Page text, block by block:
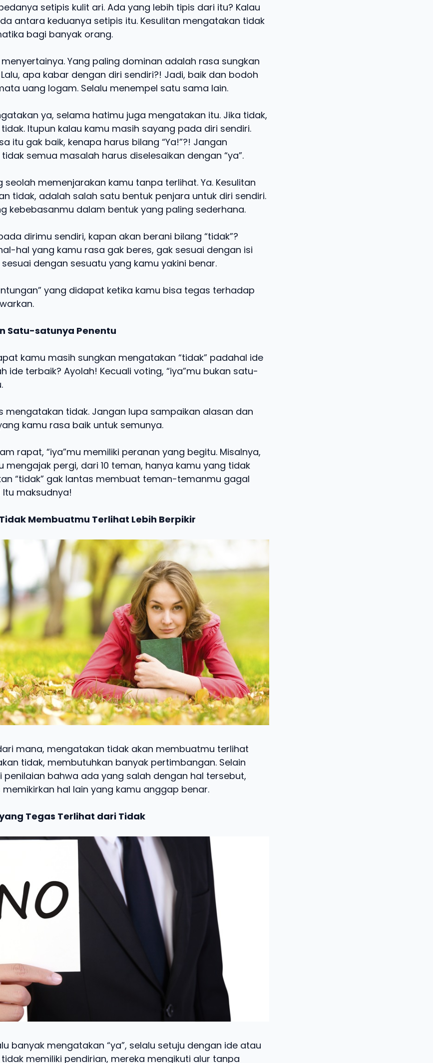
setipis kulit ari. Ada yang lebih tipis dari itu? Kalau
antara keduanya setipis itu. Kesulitan mengatakan tidak
bagi banyak orang.
Yang paling dominan adalah rasa sungkan
apa kabar dengan diri sendiri?! Jadi, baik dan bodoh
uang logam. Selalu menempel satu sama lain.
ya, selama hatimu juga mengatakan itu. Jika tidak,
Itupun kalau kamu masih sayang pada diri sendiri.
itu gak baik, kenapa harus bilang “Ya!”?! Jangan
semua masalah harus diselesaikan dengan “ya”.
memenjarakan kamu tanpa terlihat. Ya. Kesulitan
tidak, adalah salah satu bentuk penjara untuk diri sendiri.
kebebasanmu dalam bentuk yang paling sederhana.
dirimu sendiri, kapan akan berani bilang “tidak”?
hal yang kamu rasa gak beres, gak sesuai dengan isi
dengan sesuatu yang kamu yakini benar.
yang didapat ketika kamu bisa tegas terhadap
Satu-satunya Penentu
kamu masih sungkan mengatakan “tidak” padahal ide
ide terbaik? Ayolah! Kecuali voting, “iya”mu bukan satu-
mengatakan tidak. Jangan lupa sampaikan alasan dan
kamu rasa baik untuk semunya.
rapat, “iya”mu memiliki peranan yang begitu. Misalnya,
pergi, dari 10 teman, hanya kamu yang tidak
“tidak” gak lantas membuat teman-temanmu gagal
maksudnya!
Membuatmu Terlihat Lebih Berpikir
mana, mengatakan tidak akan membuatmu terlihat
tidak, membutuhkan banyak pertimbangan. Selain
penilaian bahwa ada yang salah dengan hal tersebut,
hal lain yang kamu anggap benar.
Tegas Terlihat dari Tidak
banyak mengatakan “ya”, selalu setuju dengan ide atau
memiliki pendirian, mereka mengikuti alur tanpa